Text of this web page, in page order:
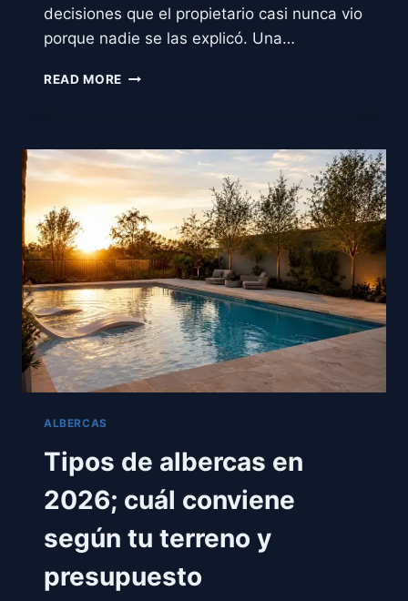
decisiones que el propietario casi nunca vio
porque nadie se las explicó. Una…
READ MORE 7
UNA
ALBERCA
CÓMO
EVITARLOS)
ALBERCAS
Tipos de albercas en
2026; cuál conviene
según tu terreno y
presupuesto